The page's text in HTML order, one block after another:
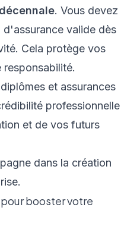
. Vous devez
valide dès
Cela protège vos
et assurances
professionnelle
et de vos futurs
dans la création
booster votre